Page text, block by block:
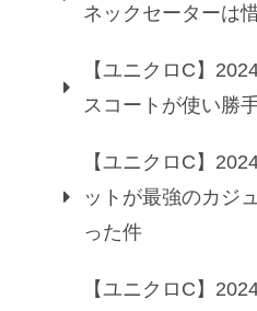
ネックセーターは
【ユニクロC】
スコートが使い勝
【ユニクロC】
ットが最強のカジ
った件
【ユニクロC】